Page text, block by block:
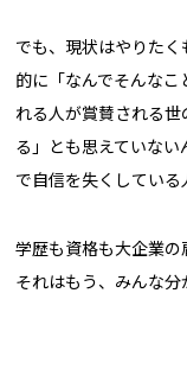
でも、現状はやりた
的に「なんでそんな
れる人が賞賛される
る」とも思えていな
で自信を失くしている
学歴も資格も大企業の
それはもう、みんな分